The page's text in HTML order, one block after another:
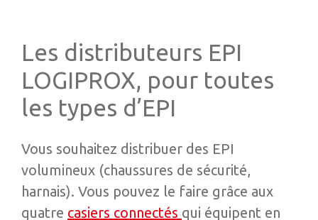
Les distributeurs EPI
LOGIPROX, pour toutes
les types d’EPI
Vous souhaitez distribuer des EPI
volumineux (chaussures de sécurité,
harnais). Vous pouvez le faire grâce aux
quatre casiers connectés qui équipent en